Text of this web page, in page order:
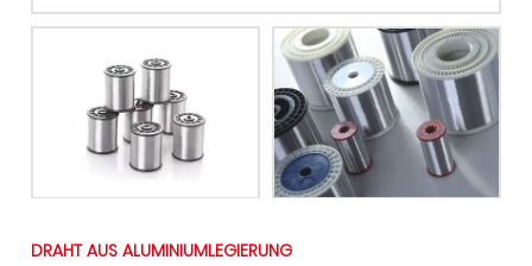
DRAHT AUS ALUMINIUMLEGIERUNG